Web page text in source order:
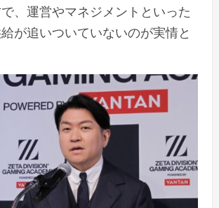
、運営やマネジメントといった
給が追いついていないのが実情と